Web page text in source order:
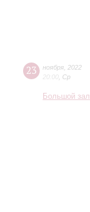
23 ноября 2022
20:00 Ср
Большой зал